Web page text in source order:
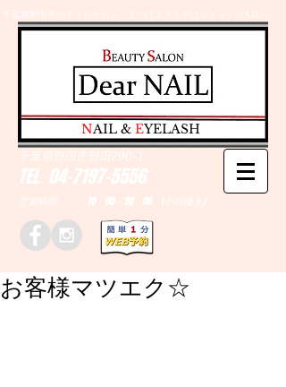
千葉県野田市のネイルサロン、まつげエクステはＤｅａｒＮAILへ
TEL 04-7197-5556
営業時間 10：00～20：00 (予約優先)
千葉県野田市野田790-1
​NAIL & EYELASH
お客様マツエク☆